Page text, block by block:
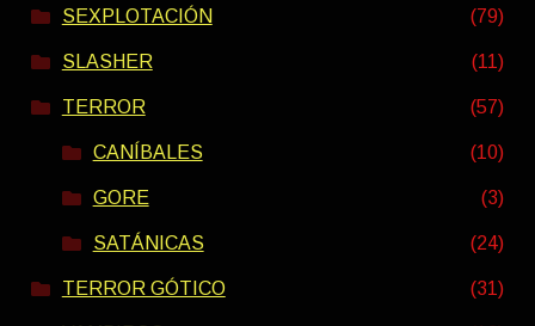
SEXPLOTACIÓN (79)
SLASHER (11)
TERROR (57)
CANÍBALES (10)
GORE (3)
SATÁNICAS (24)
TERROR GÓTICO (31)